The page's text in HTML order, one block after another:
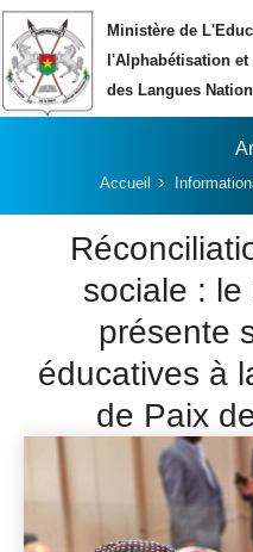
Aller au contenu principal
Ministère de
l'Alphabétisation
des Langues
Vous êtes ici:Accueil
sociale : le
présente
éducatives à
de Paix